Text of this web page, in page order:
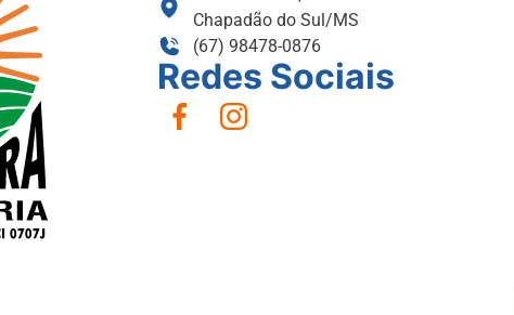
Chapadão do Sul/MS
(67) 98478-0876
Redes Sociais